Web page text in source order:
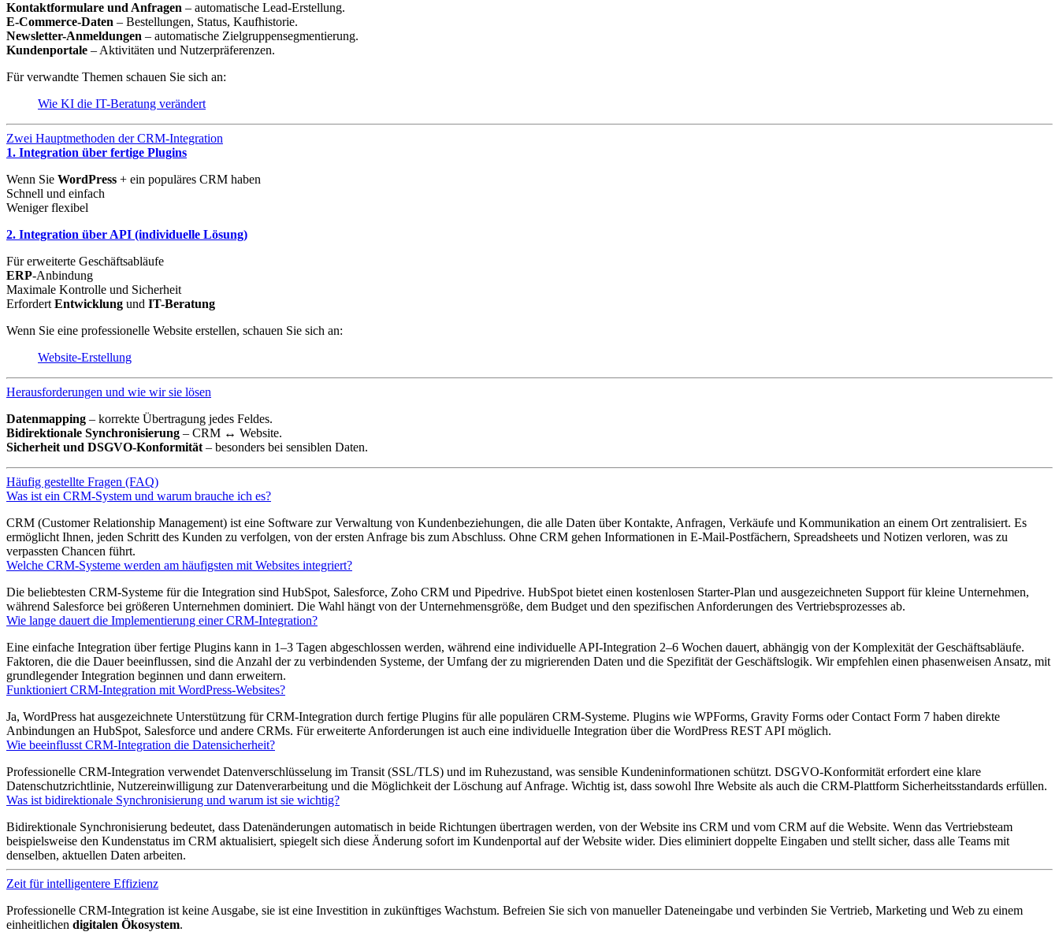
Kontaktformulare und Anfragen – automatische Lead-Erstellung.
E-Commerce-Daten – Bestellungen, Status, Kaufhistorie.
Newsletter-Anmeldungen – automatische Zielgruppensegmentierung.
Kundenportale – Aktivitäten und Nutzerpräferenzen.
Für verwandte Themen schauen Sie sich an:
Wie KI die IT-Beratung verändert
Zwei Hauptmethoden der CRM-Integration
1. Integration über fertige Plugins
Wenn Sie WordPress + ein populäres CRM haben
Schnell und einfach
Weniger flexibel
2. Integration über API (individuelle Lösung)
Für erweiterte Geschäftsabläufe
ERP-Anbindung
Maximale Kontrolle und Sicherheit
Erfordert Entwicklung und IT-Beratung
Wenn Sie eine professionelle Website erstellen, schauen Sie sich an:
Website-Erstellung
Herausforderungen und wie wir sie lösen
Datenmapping – korrekte Übertragung jedes Feldes.
Bidirektionale Synchronisierung – CRM ↔ Website.
Sicherheit und DSGVO-Konformität – besonders bei sensiblen Daten.
Häufig gestellte Fragen (FAQ)
Was ist ein CRM-System und warum brauche ich es?
CRM (Customer Relationship Management) ist eine Software zur Verwaltung von Kundenbeziehungen, die alle Daten über Kontakte, Anfragen, Verkäufe und Kommunikation an einem Ort zentralisiert. Es
ermöglicht Ihnen, jeden Schritt des Kunden zu verfolgen, von der ersten Anfrage bis zum Abschluss. Ohne CRM gehen Informationen in E-Mail-Postfächern, Spreadsheets und Notizen verloren, was zu
verpassten Chancen führt.
Welche CRM-Systeme werden am häufigsten mit Websites integriert?
Die beliebtesten CRM-Systeme für die Integration sind HubSpot, Salesforce, Zoho CRM und Pipedrive. HubSpot bietet einen kostenlosen Starter-Plan und ausgezeichneten Support für kleine Unternehmen,
während Salesforce bei größeren Unternehmen dominiert. Die Wahl hängt von der Unternehmensgröße, dem Budget und den spezifischen Anforderungen des Vertriebsprozesses ab.
Wie lange dauert die Implementierung einer CRM-Integration?
Eine einfache Integration über fertige Plugins kann in 1–3 Tagen abgeschlossen werden, während eine individuelle API-Integration 2–6 Wochen dauert, abhängig von der Komplexität der Geschäftsabläufe.
Faktoren, die die Dauer beeinflussen, sind die Anzahl der zu verbindenden Systeme, der Umfang der zu migrierenden Daten und die Spezifität der Geschäftslogik. Wir empfehlen einen phasenweisen Ansatz, mit
grundlegender Integration beginnen und dann erweitern.
Funktioniert CRM-Integration mit WordPress-Websites?
Ja, WordPress hat ausgezeichnete Unterstützung für CRM-Integration durch fertige Plugins für alle populären CRM-Systeme. Plugins wie WPForms, Gravity Forms oder Contact Form 7 haben direkte
Anbindungen an HubSpot, Salesforce und andere CRMs. Für erweiterte Anforderungen ist auch eine individuelle Integration über die WordPress REST API möglich.
Wie beeinflusst CRM-Integration die Datensicherheit?
Professionelle CRM-Integration verwendet Datenverschlüsselung im Transit (SSL/TLS) und im Ruhezustand, was sensible Kundeninformationen schützt. DSGVO-Konformität erfordert eine klare
Datenschutzrichtlinie, Nutzereinwilligung zur Datenverarbeitung und die Möglichkeit der Löschung auf Anfrage. Wichtig ist, dass sowohl Ihre Website als auch die CRM-Plattform Sicherheitsstandards erfüllen.
Was ist bidirektionale Synchronisierung und warum ist sie wichtig?
Bidirektionale Synchronisierung bedeutet, dass Datenänderungen automatisch in beide Richtungen übertragen werden, von der Website ins CRM und vom CRM auf die Website. Wenn das Vertriebsteam
beispielsweise den Kundenstatus im CRM aktualisiert, spiegelt sich diese Änderung sofort im Kundenportal auf der Website wider. Dies eliminiert doppelte Eingaben und stellt sicher, dass alle Teams mit
denselben, aktuellen Daten arbeiten.
Zeit für intelligentere Effizienz
Professionelle CRM-Integration ist keine Ausgabe, sie ist eine Investition in zukünftiges Wachstum. Befreien Sie sich von manueller Dateneingabe und verbinden Sie Vertrieb, Marketing und Web zu einem
einheitlichen digitalen Ökosystem.